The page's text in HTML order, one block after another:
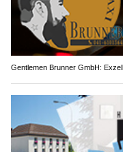
Gentlemen Brunner GmbH: